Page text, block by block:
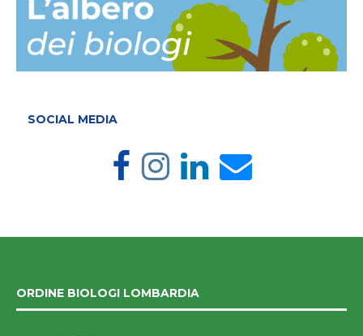
SOCIAL MEDIA
ORDINE BIOLOGI LOMBARDIA